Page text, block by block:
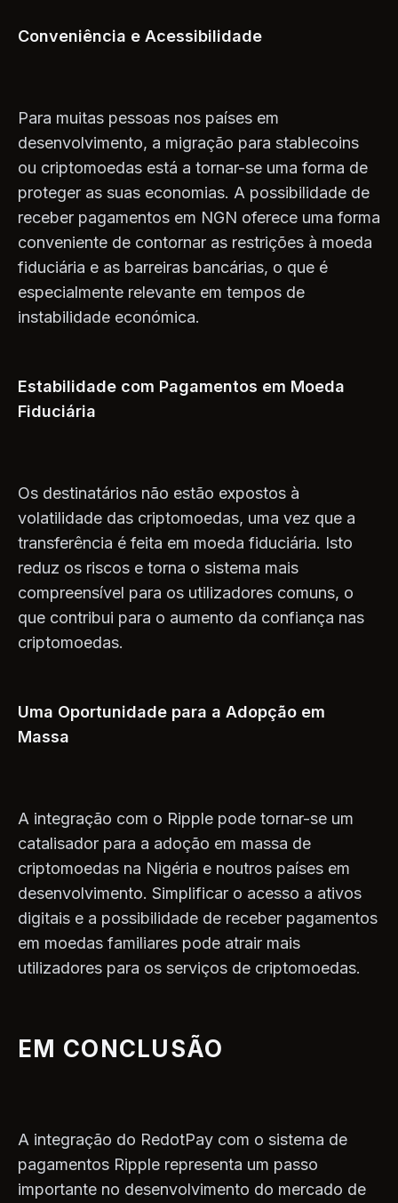
Conveniência e Acessibilidade
Para muitas pessoas nos países em
desenvolvimento, a migração para stablecoins
ou criptomoedas está a tornar-se uma forma de
proteger as suas economias. A possibilidade de
receber pagamentos em NGN oferece uma forma
conveniente de contornar as restrições à moeda
fiduciária e as barreiras bancárias, o que é
especialmente relevante em tempos de
instabilidade económica.
Estabilidade com Pagamentos em Moeda
Fiduciária
Os destinatários não estão expostos à
volatilidade das criptomoedas, uma vez que a
transferência é feita em moeda fiduciária. Isto
reduz os riscos e torna o sistema mais
compreensível para os utilizadores comuns, o
que contribui para o aumento da confiança nas
criptomoedas.
Uma Oportunidade para a Adopção em
Massa
A integração com o Ripple pode tornar-se um
catalisador para a adoção em massa de
criptomoedas na Nigéria e noutros países em
desenvolvimento. Simplificar o acesso a ativos
digitais e a possibilidade de receber pagamentos
em moedas familiares pode atrair mais
utilizadores para os serviços de criptomoedas.
EM CONCLUSÃO
A integração do RedotPay com o sistema de
pagamentos Ripple representa um passo
importante no desenvolvimento do mercado de